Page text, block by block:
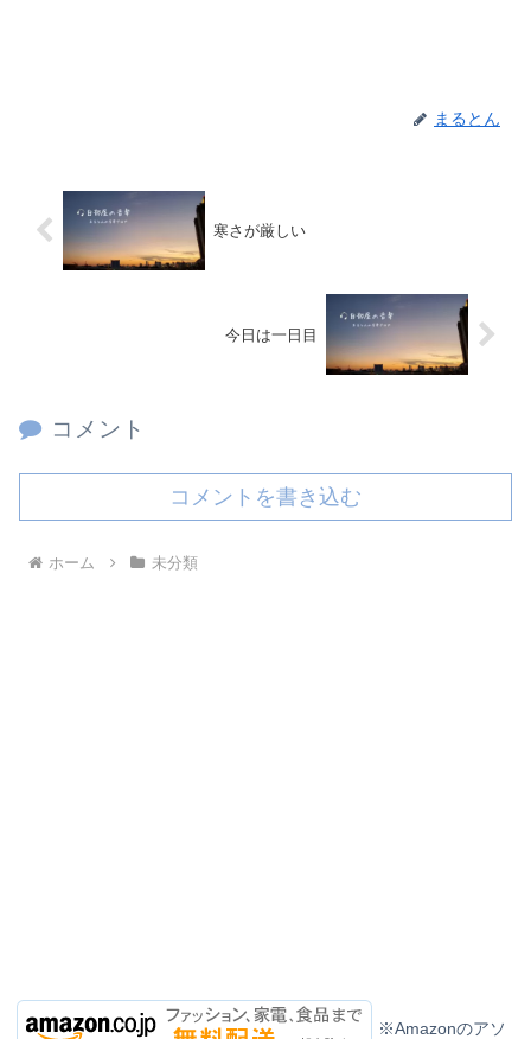
まるとん
寒さが厳しい
今日は一日目
コメント
コメントを書き込む
ホーム 未分類
※Amazonのアソ